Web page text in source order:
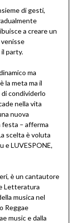
di gesti,
a creare un
party.
ma
la meta ma il
di condividerlo
nella vita
nuova
festa – afferma
scelta è voluta
e LUVESPONE,
è un cantautore
Letteratura
musica nel
Reggae
music e dalla